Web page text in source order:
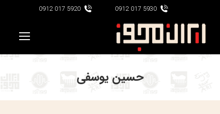
5930 017 0912
5920 017 0912
حسین یوسفی